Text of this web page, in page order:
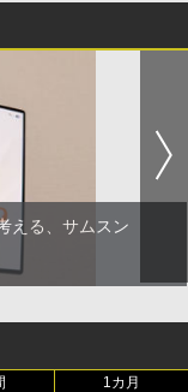
える、サムスン
1カ月